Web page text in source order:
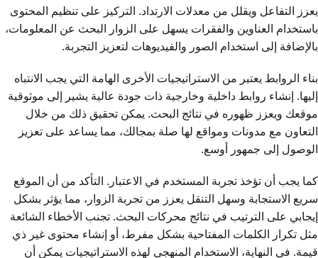
يعزز التفاعل ويقلل من معدلات الارتداد. التركيز على تنظيم المحتوى
باستخدام العناوين والفقرات يسهل على الزوار البحث عن المعلومات،
بالإضافة إلى استخدام الصور والفيديوهات لتعزيز التجربة.
بناء الروابط يعتبر من الاستراتيجيات الأخرى الهامة التي يجب الانتباه
إليها. إنشاء روابط داخلية وخارجية ذات جودة عالية يشير إلى موثوقية
موقعك ويعزز ظهوره في نتائج البحث. يمكن تحقيق ذلك من خلال
التعاون مع مدونات ومواقع لها صلة بمجالك، مما يساعد على تعزيز
الوصول إلى جمهور أوسع.
كما يجب أن تؤخذ تجربة المستخدم في الاعتبار. التأكد من أن الموقع
سريع الاستجابة وسهل التنقل يعزز من تجربة الزوار، مما يؤثر بشكل
إيجابي على الترتيب في نتائج محركات البحث. تجنب الأخطاء الشائعة
مثل تكرار الكلمات المفتاحية بشكل مفرط، أو إنشاء محتوى غير ذي
قيمة. في النهاية، الاستخدام المنهجي لهذه الاستراتيجيات يمكن أن